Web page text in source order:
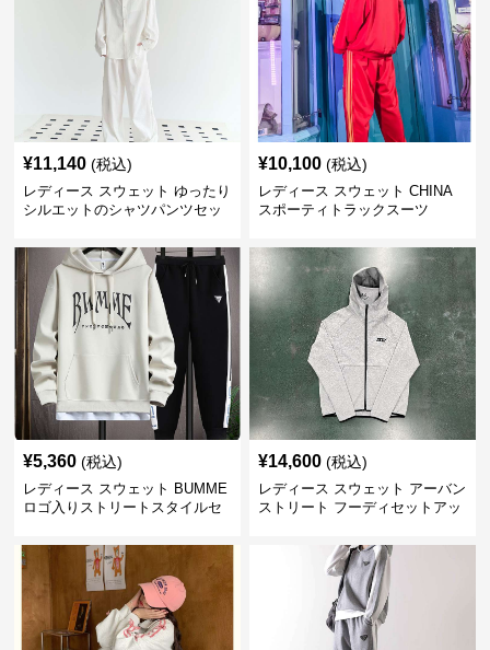
¥11,140 (税込)
レディース スウェット ゆったり
シルエットのシャツパンツセッ
¥10,100 (税込)
レディース スウェット CHINA
スポーティトラックスーツ
¥5,360 (税込)
レディース スウェット BUMME
ロゴ入りストリートスタイルセ
¥14,600 (税込)
レディース スウェット アーバン
ストリート フーディセットアッ